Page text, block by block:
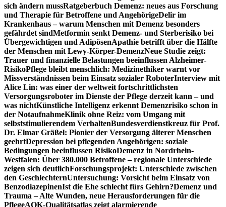
sich ändern mussRatgeberbuch Demenz: neues aus Forschung
und Therapie für Betroffene und AngehörigeDelir im
Krankenhaus – warum Menschen mit Demenz besonders
gefährdet sindMetformin senkt Demenz- und Sterberisiko bei
Übergewichtigen und AdipösenApathie betrifft über die Hälfte
der Menschen mit Lewy-Körper-DemenzNeue Studie zeigt:
Trauer und finanzielle Belastungen beeinflussen Alzheimer-
RisikoPflege bleibt menschlich: Medizinethiker warnt vor
Missverständnissen beim Einsatz sozialer RoboterInterview mit
Alice Lin: was einer der weltweit fortschrittlichsten
Versorgungsroboter im Dienste der Pflege derzeit kann – und
was nichtKünstliche Intelligenz erkennt Demenzrisiko schon in
der NotaufnahmeKlinik ohne Reiz: vom Umgang mit
selbststimulierendem VerhaltenBundesverdienstkreuz für Prof.
Dr. Elmar Gräßel: Pionier der Versorgung älterer Menschen
geehrtDepression bei pflegenden Angehörigen: soziale
Bedingungen beeinflussen RisikoDemenz in Nordrhein-
Westfalen: Über 380.000 Betroffene – regionale Unterschiede
zeigen sich deutlichForschungsprojekt: Unterschiede zwischen
den GeschlechternUntersuchung: Vorsicht beim Einsatz von
BenzodiazepinenIst die Ehe schlecht fürs Gehirn?Demenz und
Trauma – Alte Wunden, neue Herausforderungen für die
PflegeAOK-Qualitätsatlas zeigt alarmierende